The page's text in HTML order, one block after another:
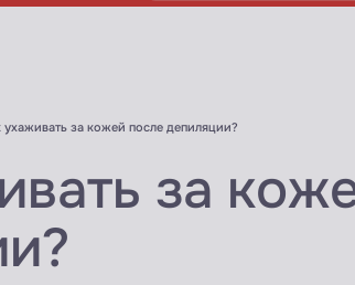
ухаживать за кожей после депиляции?
за